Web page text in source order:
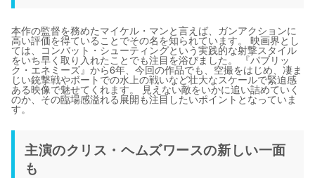
本作の監督を務めたマイケル・マンと言えば、ガンアクションに
高い評価を得ていることでその名を知られています。 映画界とし
ては、コンバット・シューティングという実践的な射撃スタイル
をいち早く取り入れたことでも注目を浴びました。 『パブリッ
ク・エネミーズ』から6年、今回の作品でも、空撮をはじめ、凄ま
じい銃撃戦やボートでの水上の戦いなど壮大なスケールで緊迫感
ある映像で魅せてくれます。 見えない敵をいかに追い詰めていく
のか、その臨場感溢れる展開も注目したいポイントとなっていま
す。
主演のクリス・ヘムズワースの新しい一面
も